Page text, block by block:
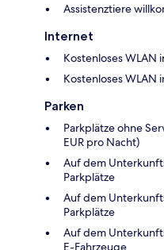
Assistenztiere
Internet
Kostenloses
Kostenloses WLAN
Parken
Parkplätze ohne
EUR pro Nacht)
Auf dem
Parkplätze
Auf dem
Parkplätze
Auf dem
E-Fahrzeuge